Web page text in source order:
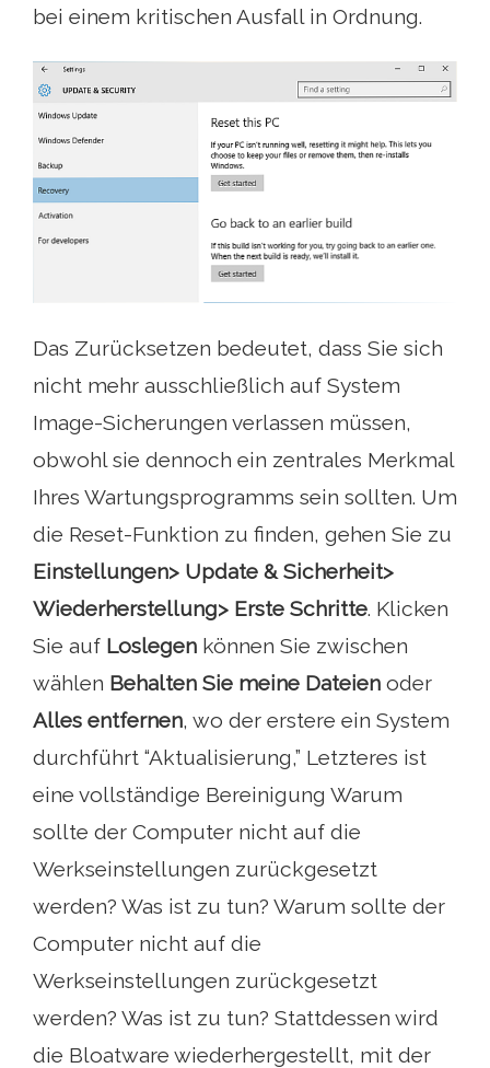
bei einem kritischen Ausfall in Ordnung.
Das Zurücksetzen bedeutet, dass Sie sich
nicht mehr ausschließlich auf System
Image-Sicherungen verlassen müssen,
obwohl sie dennoch ein zentrales Merkmal
Ihres Wartungsprogramms sein sollten. Um
die Reset-Funktion zu finden, gehen Sie zu
Einstellungen> Update & Sicherheit>
Wiederherstellung> Erste Schritte. Klicken
Sie auf Loslegen können Sie zwischen
wählen Behalten Sie meine Dateien oder
Alles entfernen, wo der erstere ein System
durchführt “Aktualisierung,” Letzteres ist
eine vollständige Bereinigung Warum
sollte der Computer nicht auf die
Werkseinstellungen zurückgesetzt
werden? Was ist zu tun? Warum sollte der
Computer nicht auf die
Werkseinstellungen zurückgesetzt
werden? Was ist zu tun? Stattdessen wird
die Bloatware wiederhergestellt, mit der